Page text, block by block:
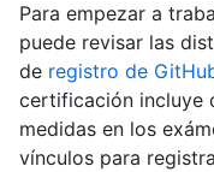
Para empezar a
puede revisar las
de registro de
certificación incluye
medidas en los
vínculos para